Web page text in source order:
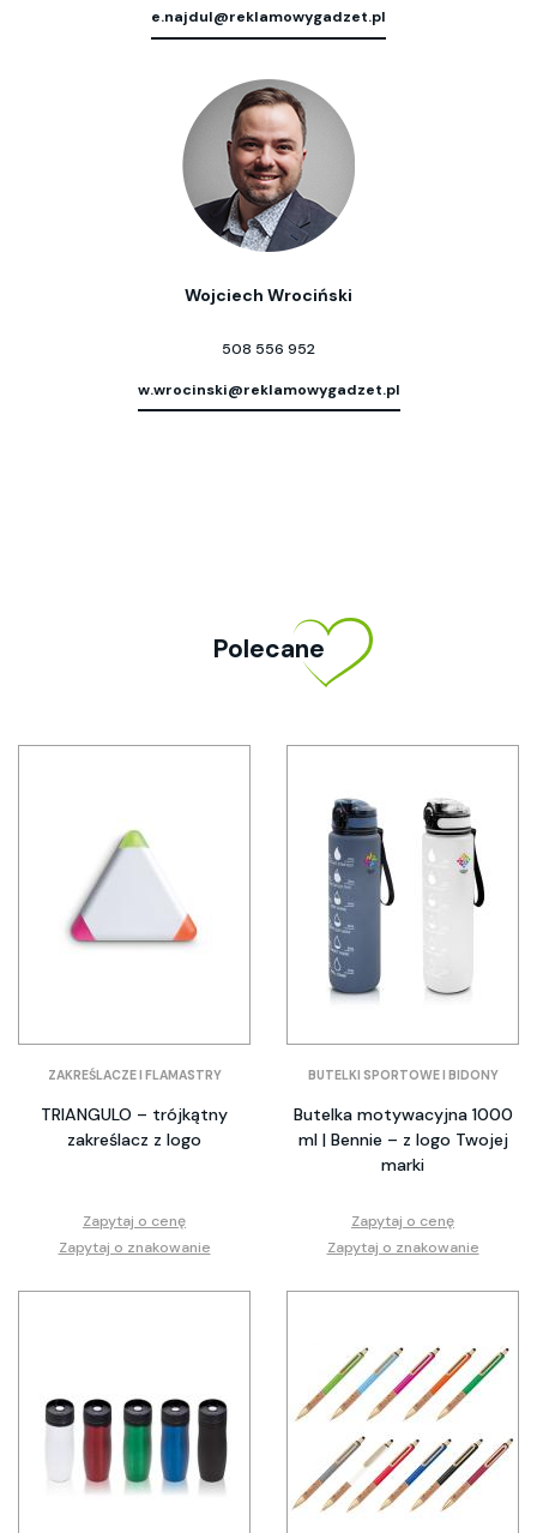
e.najdul@reklamowygadzet.pl
Wojciech Wrociński
508 556 952
w.wrocinski@reklamowygadzet.pl
Polecane
ZAKREŚLACZE I FLAMASTRY
TRIANGULO – trójkątny
zakreślacz z logo
Zapytaj o cenę
Zapytaj o znakowanie
BUTELKI SPORTOWE I BIDONY
Butelka motywacyjna 1000
ml | Bennie – z logo Twojej
marki
Zapytaj o cenę
Zapytaj o znakowanie